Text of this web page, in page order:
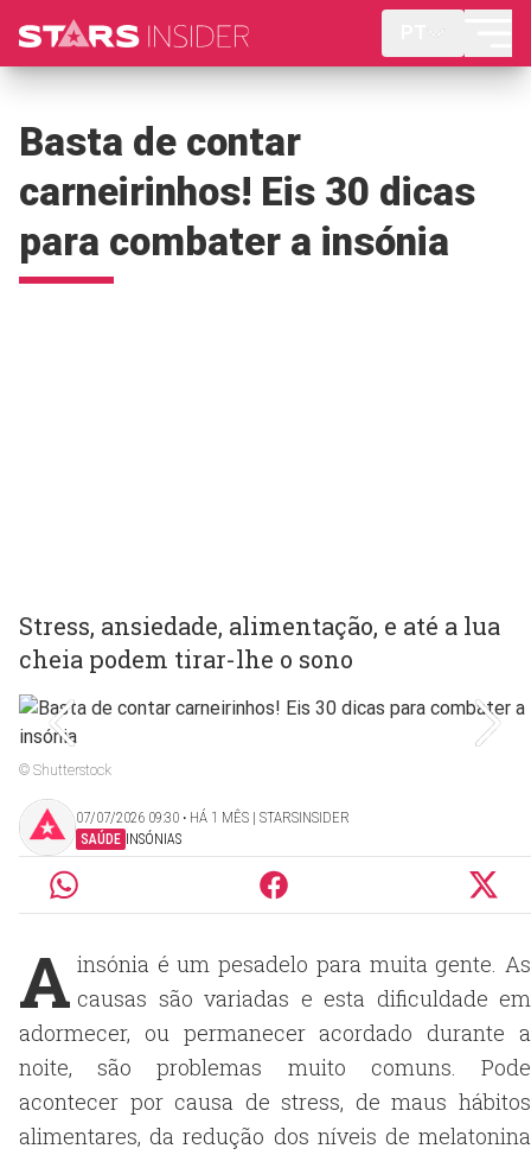
Basta de contar
carneirinhos! Eis 30 dicas
para combater a insónia
Stress, ansiedade, alimentação, e até a lua
cheia podem tirar-lhe o sono
© Shutterstock
07/07/2026 09:30 ‧ HÁ 1 MÊS | STARSINSIDER
SAÚDE INSÓNIAS
A insónia é um pesadelo para muita gente. As
causas são variadas e esta dificuldade em
adormecer, ou permanecer acordado durante a
noite, são problemas muito comuns. Pode
acontecer por causa de stress, de maus hábitos
alimentares, da redução dos níveis de melatonina